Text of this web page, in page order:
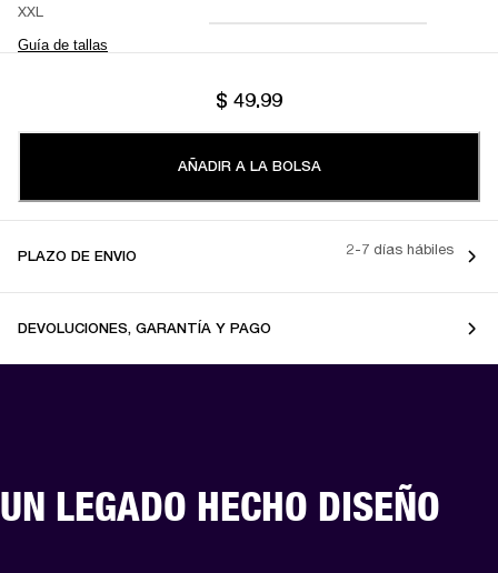
XXL
Guía de tallas
L XL XXL
$ 49.99
AÑADIR A LA BOLSA
PLAZO DE ENVIO 2-7 días hábiles
DEVOLUCIONES, GARANTÍA Y PAGO
UN LEGADO HECHO DISEÑO